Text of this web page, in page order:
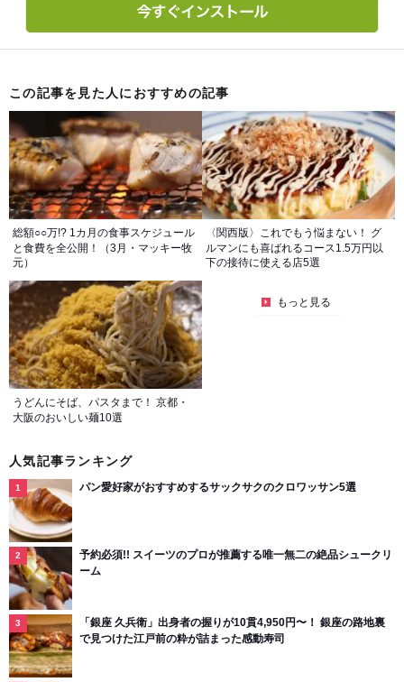
この記事を見た人におすすめの記事
総額○○万!? 1カ月の食事スケジュール
と食費を全公開！（3月・マッキー牧
元）
〈関西版〉これでもう悩まない！ グ
ルマンにも喜ばれるコース1.5万円以
下の接待に使える店5選
うどんにそば、パスタまで！ 京都・
大阪のおいしい麺10選
もっと見る
人気記事ランキング
パン愛好家がおすすめするサックサクのクロワッサン5選
予約必須!! スイーツのプロが推薦する唯一無二の絶品シュークリ
ーム
「銀座 久兵衛」出身者の握りが10貫4,950円〜！ 銀座の路地裏
で見つけた江戸前の粋が詰まった感動寿司